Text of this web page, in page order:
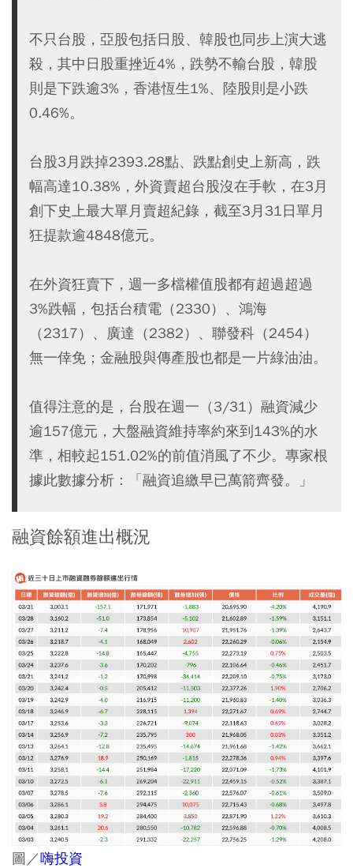
不只台股，亞股包括日股、韓股也同步上演大逃
殺，其中日股重挫近4%，跌勢不輸台股，韓股
則是下跌逾3%，香港恆生1%、陸股則是小跌
0.46%。
台股3月跌掉2393.28點、跌點創史上新高，跌
幅高達10.38%，外資賣超台股沒在手軟，在3月
創下史上最大單月賣超紀錄，截至3月31日單月
狂提款逾4848億元。
在外資狂賣下，週一多檔權值股都有超過超過
3%跌幅，包括台積電（2330）、鴻海
（2317）、廣達（2382）、聯發科（2454）
無一倖免；金融股與傳產股也都是一片綠油油。
值得注意的是，台股在週一（3/31）融資減少
逾157億元，大盤融資維持率約來到143%的水
準，相較起151.02%的前值消風了不少。專家根
據此數據分析：「融資追繳早已萬箭齊發。」
融資餘額進出概況
圖／嗨投資